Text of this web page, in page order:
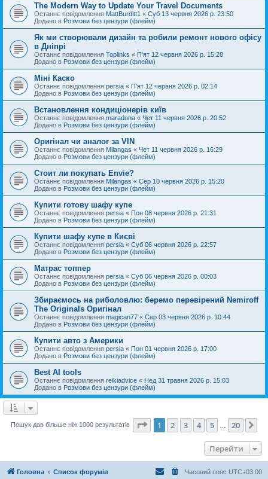
The Modern Way to Update Your Travel Documents
Останнє повідомлення MattBurditt1 « Суб 13 червня 2026 р. 23:50
Додано в Розмови без цензури (флейм)
Як ми створювали дизайн та робили ремонт нового офісу
в Дніпрі
Останнє повідомлення Toplinks « П'ят 12 червня 2026 р. 15:28
Додано в Розмови без цензури (флейм)
Міні Каско
Останнє повідомлення persia « П'ят 12 червня 2026 р. 02:14
Додано в Розмови без цензури (флейм)
Встановлення кондиціонерів київ
Останнє повідомлення maradona « Чет 11 червня 2026 р. 20:52
Додано в Розмови без цензури (флейм)
Оригінал чи аналог за VIN
Останнє повідомлення Milangas « Чет 11 червня 2026 р. 16:29
Додано в Розмови без цензури (флейм)
Стоит ли покупать Envie?
Останнє повідомлення Milangas « Сер 10 червня 2026 р. 15:20
Додано в Розмови без цензури (флейм)
Купити готову шафу купе
Останнє повідомлення persia « Пон 08 червня 2026 р. 21:31
Додано в Розмови без цензури (флейм)
Купити шафу купе в Києві
Останнє повідомлення persia « Суб 06 червня 2026 р. 22:57
Додано в Розмови без цензури (флейм)
Матрас топпер
Останнє повідомлення persia « Суб 06 червня 2026 р. 00:03
Додано в Розмови без цензури (флейм)
Збираємось на риболовлю: беремо перевірений Nemiroff
The Originals Оригінал
Останнє повідомлення magican77 « Сер 03 червня 2026 р. 10:44
Додано в Розмови без цензури (флейм)
Купити авто з Америки
Останнє повідомлення persia « Пон 01 червня 2026 р. 17:00
Додано в Розмови без цензури (флейм)
Best AI tools
Останнє повідомлення reikiadvice « Нед 31 травня 2026 р. 15:03
Додано в Розмови без цензури (флейм)
Пошук дав більше ніж 1000 результатів Сторінка 1 20
1 2 3 4 5 20
Перейти
Головна Список форумів Часовий пояс UTC+03:00